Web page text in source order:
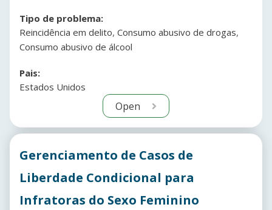
Tipo de problema:
Reincidência em delito, Consumo abusivo de drogas,
Consumo abusivo de álcool
Pais:
Estados Unidos
Open
Gerenciamento de Casos de
Liberdade Condicional para
Infratoras do Sexo Feminino